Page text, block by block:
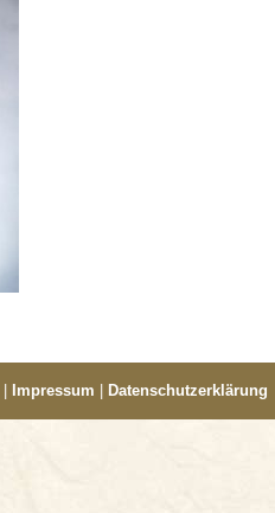
Impressum Datenschutzerklärung